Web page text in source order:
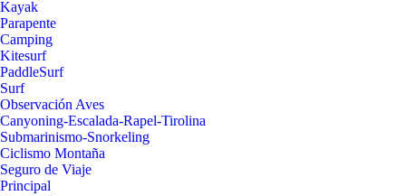
Kayak
Parapente
Camping
Kitesurf
PaddleSurf
Surf
Observación Aves
Canyoning-Escalada-Rapel-Tirolina
Submarinismo-Snorkeling
Ciclismo Montaña
Seguro de Viaje
Principal